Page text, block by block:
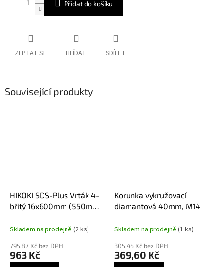
Přidat do košíku
ZEPTAT SE HLÍDAT SDÍLET
Související produkty
HIKOKI SDS-Plus Vrták 4-
břitý 16x600mm (550mm),
Skladem na prodejně (2 ks)
795,87 Kč bez DPH
963 Kč
Korunka vykružovací
diamantová 40mm, M14
Skladem na prodejně (1 ks)
305,45 Kč bez DPH
369,60 Kč